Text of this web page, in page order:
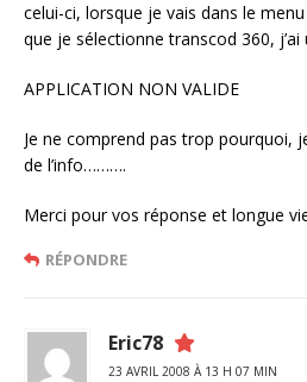
celui-ci, lorsque je vais dans le
que je sélectionne transcod 360, j’ai
APPLICATION NON VALIDE
Je ne comprend pas trop pourquoi,
de l’info……….
Merci pour vos réponse et longue
RÉPONDRE
Eric78
23 AVRIL 2008 À 13 H 07 MIN